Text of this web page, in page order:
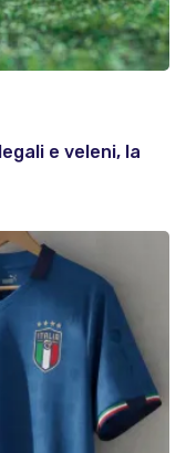
e veleni, la